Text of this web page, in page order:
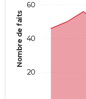
Nombre de faits
20
40
60